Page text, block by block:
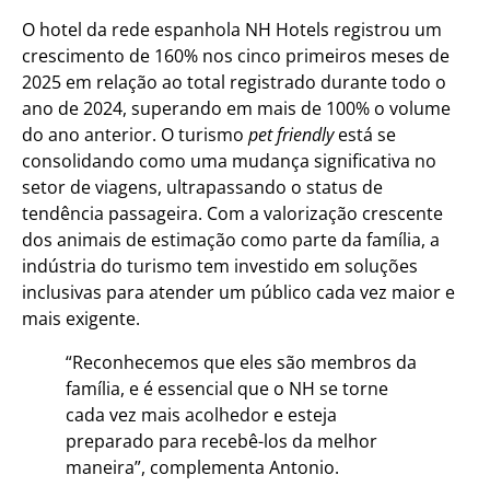
O hotel da rede espanhola NH Hotels registrou um
crescimento de 160% nos cinco primeiros meses de
2025 em relação ao total registrado durante todo o
ano de 2024, superando em mais de 100% o volume
do ano anterior. O turismo pet friendlyestá se
consolidando como uma mudança significativa no
setor de viagens, ultrapassando o status de
tendência passageira. Com a valorização crescente
dos animais de estimação como parte da família, a
indústria do turismo tem investido em soluções
inclusivas para atender um público cada vez maior e
mais exigente.
“Reconhecemos que eles são membros da
família, e é essencial que o NH se torne
cada vez mais acolhedor e esteja
preparado para recebê-los da melhor
maneira”, complementa Antonio.